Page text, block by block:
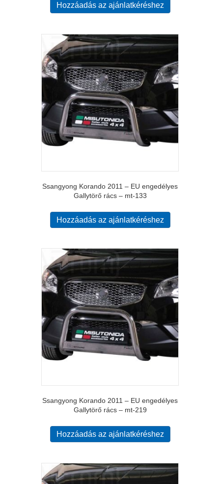
Hozzáadás az ajánlatkéréshez
Ssangyong Korando 2011 – EU engedélyes
Gallytörő rács – mt-133
Hozzáadás az ajánlatkéréshez
Ssangyong Korando 2011 – EU engedélyes
Gallytörő rács – mt-219
Hozzáadás az ajánlatkéréshez